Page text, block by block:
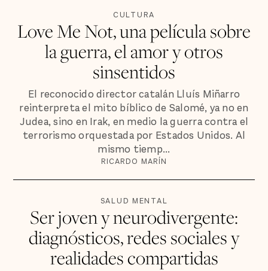
CULTURA
Love Me Not, una película sobre
la guerra, el amor y otros
sinsentidos
El reconocido director catalán Lluís Miñarro
reinterpreta el mito bíblico de Salomé, ya no en
Judea, sino en Irak, en medio la guerra contra el
terrorismo orquestada por Estados Unidos. Al
mismo tiemp...
RICARDO MARÍN
SALUD MENTAL
Ser joven y neurodivergente:
diagnósticos, redes sociales y
realidades compartidas